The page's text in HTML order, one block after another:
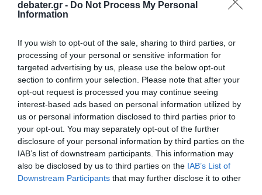
debater.gr - Do Not Process My Personal
Information
If you wish to opt-out of the sale, sharing to third parties, or
processing of your personal or sensitive information for
targeted advertising by us, please use the below opt-out
section to confirm your selection. Please note that after your
opt-out request is processed you may continue seeing
interest-based ads based on personal information utilized by
us or personal information disclosed to third parties prior to
your opt-out. You may separately opt-out of the further
disclosure of your personal information by third parties on the
IAB’s list of downstream participants. This information may
also be disclosed by us to third parties on the IAB’s List of
Downstream Participants that may further disclose it to other
Ριζικές αλλαγές στα σχολικά κυλικεία – Τι
απαγορεύεται πλέον να πωλείται
"Δεν κάνουμε εκπτώσεις στην υγεία της νέας γενιάς"
είπε η Αναπληρώτρια Υπουργός Υγείας
05.06.2026 - 13:15